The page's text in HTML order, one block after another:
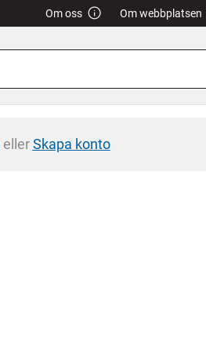
Om oss Om webbplatsen
ellerSkapa konto